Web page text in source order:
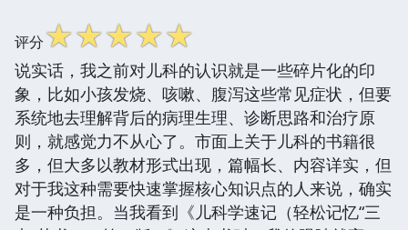
评分☆☆☆☆☆
说实话，我之前对儿科的认识就是一些碎片化的印
象，比如小孩发烧、咳嗽、腹泻这些常见症状，但要
系统地去理解背后的病理生理、诊断思路和治疗原
则，就感觉力不从心了。市面上关于儿科的书籍很
多，但大多以教材形式出现，篇幅长、内容详实，但
对于我这种需要快速掌握核心知识点的人来说，确实
是一种负担。当我看到《儿科学速记（轻松记忆“三